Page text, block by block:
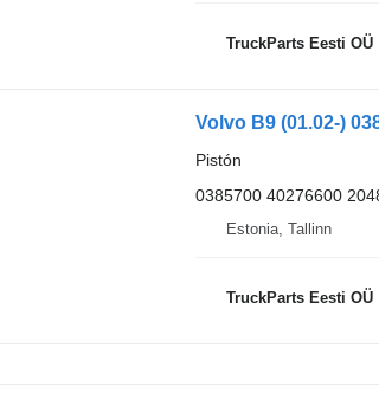
TruckParts Eesti OÜ
Pistón
0385700 40276600
Estonia, Tallinn
TruckParts Eesti OÜ